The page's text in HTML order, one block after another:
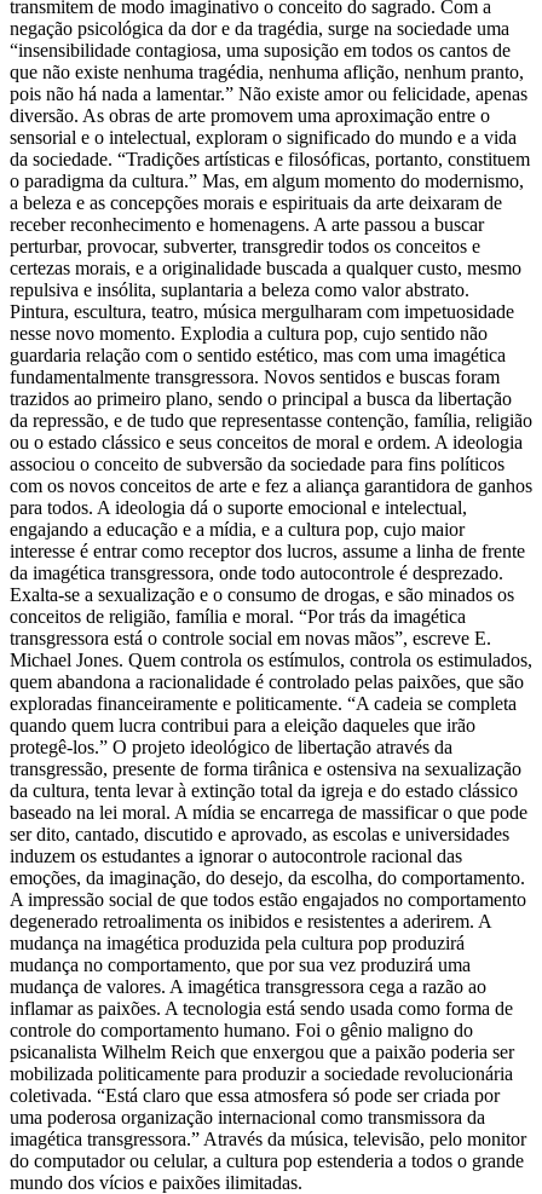
transmitem de modo imaginativo o conceito do sagrado. Com a
negação psicológica da dor e da tragédia, surge na sociedade uma
“insensibilidade contagiosa, uma suposição em todos os cantos de
que não existe nenhuma tragédia, nenhuma aflição, nenhum pranto,
pois não há nada a lamentar.” Não existe amor ou felicidade, apenas
diversão. As obras de arte promovem uma aproximação entre o
sensorial e o intelectual, exploram o significado do mundo e a vida
da sociedade. “Tradições artísticas e filosóficas, portanto, constituem
o paradigma da cultura.” Mas, em algum momento do modernismo,
a beleza e as concepções morais e espirituais da arte deixaram de
receber reconhecimento e homenagens. A arte passou a buscar
perturbar, provocar, subverter, transgredir todos os conceitos e
certezas morais, e a originalidade buscada a qualquer custo, mesmo
repulsiva e insólita, suplantaria a beleza como valor abstrato.
Pintura, escultura, teatro, música mergulharam com impetuosidade
nesse novo momento. Explodia a cultura pop, cujo sentido não
guardaria relação com o sentido estético, mas com uma imagética
fundamentalmente transgressora. Novos sentidos e buscas foram
trazidos ao primeiro plano, sendo o principal a busca da libertação
da repressão, e de tudo que representasse contenção, família, religião
ou o estado clássico e seus conceitos de moral e ordem. A ideologia
associou o conceito de subversão da sociedade para fins políticos
com os novos conceitos de arte e fez a aliança garantidora de ganhos
para todos. A ideologia dá o suporte emocional e intelectual,
engajando a educação e a mídia, e a cultura pop, cujo maior
interesse é entrar como receptor dos lucros, assume a linha de frente
da imagética transgressora, onde todo autocontrole é desprezado.
Exalta-se a sexualização e o consumo de drogas, e são minados os
conceitos de religião, família e moral. “Por trás da imagética
transgressora está o controle social em novas mãos”, escreve E.
Michael Jones. Quem controla os estímulos, controla os estimulados,
quem abandona a racionalidade é controlado pelas paixões, que são
exploradas financeiramente e politicamente. “A cadeia se completa
quando quem lucra contribui para a eleição daqueles que irão
protegê-los.” O projeto ideológico de libertação através da
transgressão, presente de forma tirânica e ostensiva na sexualização
da cultura, tenta levar à extinção total da igreja e do estado clássico
baseado na lei moral. A mídia se encarrega de massificar o que pode
ser dito, cantado, discutido e aprovado, as escolas e universidades
induzem os estudantes a ignorar o autocontrole racional das
emoções, da imaginação, do desejo, da escolha, do comportamento.
A impressão social de que todos estão engajados no comportamento
degenerado retroalimenta os inibidos e resistentes a aderirem. A
mudança na imagética produzida pela cultura pop produzirá
mudança no comportamento, que por sua vez produzirá uma
mudança de valores. A imagética transgressora cega a razão ao
inflamar as paixões. A tecnologia está sendo usada como forma de
controle do comportamento humano. Foi o gênio maligno do
psicanalista Wilhelm Reich que enxergou que a paixão poderia ser
mobilizada politicamente para produzir a sociedade revolucionária
coletivada. “Está claro que essa atmosfera só pode ser criada por
uma poderosa organização internacional como transmissora da
imagética transgressora.” Através da música, televisão, pelo monitor
do computador ou celular, a cultura pop estenderia a todos o grande
mundo dos vícios e paixões ilimitadas.